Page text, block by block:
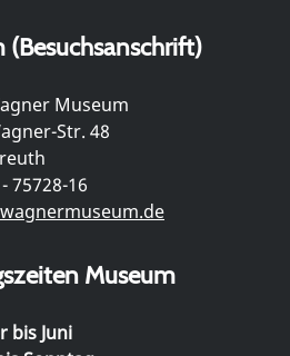
(Besuchsanschrift)
Museum
Str. 48
75728-16
Museum
bis Juni